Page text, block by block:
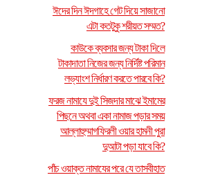
ঈদের দিন ঈদগাহে গেট দিয়ে সাজানো
এটা কতটুকু শরীয়ত সম্মত?
কাউকে ব্যবসার জন্য টাকা দিলে
টাকাদাতা নিজের জন্য নির্দিষ্ট পরিমান
লভ্যাংশ নির্ধারণ করতে পারবে কি?
ফরজ নামাযে দুই সিজদার মাঝে ইমামের
পিছনে অথবা একা নামাজ পড়ার সময়
আল্লাহুম্মাগফিরলী ওয়ার হামনী পুরা
দুআটা পড়া যাবে কি?
পাঁচ ওয়াক্ত নামাযের পরে যে তাসবীহাত